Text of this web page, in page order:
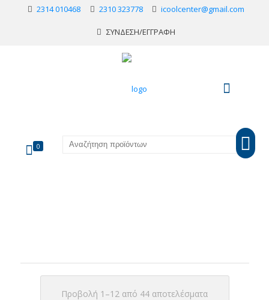
2314 010468 2310 323778 icoolcenter@gmail.com
ΣΥΝΔΕΣΗ/ΕΓΓΡΑΦΗ
0
Προβολή 1–12 από 44 αποτελέσματα